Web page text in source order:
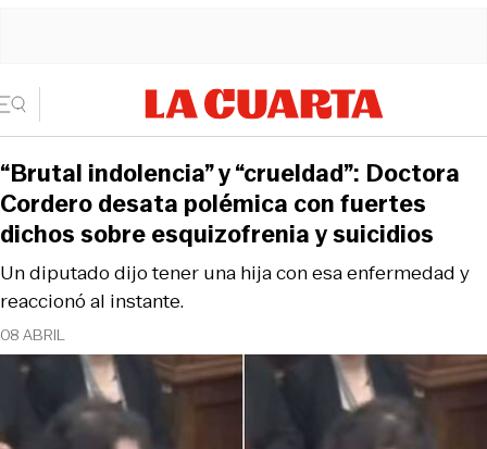
08 ABRIL
Un diputado dijo tener una hija con esa enfermedad y
reaccionó al instante.
“Brutal indolencia” y “crueldad”: Doctora
Cordero desata polémica con fuertes
dichos sobre esquizofrenia y suicidios